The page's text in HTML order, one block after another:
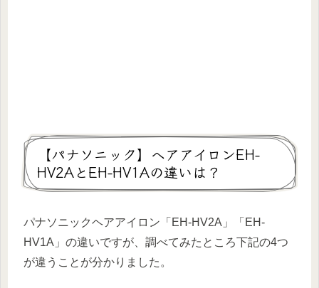
【パナソニック】ヘアアイロンEH-
HV2AとEH-HV1Aの違いは？
パナソニックヘアアイロン「EH-HV2A」「EH-
HV1A」の違いですが、調べてみたところ下記の4つ
が違うことが分かりました。